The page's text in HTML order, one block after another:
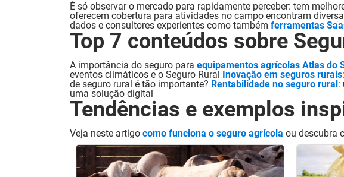
É só observar o mercado para rapidamente perceber: tem
oferecem cobertura para atividades no campo encontram
dados e consultores experientes como também ferramentas
Top 7 conteúdos sobre
A importância do seguro para equipamentos agrícolas Atlas do
eventos climáticos e o Seguro Rural Inovação em seguros rurais
de seguro rural é tão importante? Rentabilidade no seguro rural:
uma solução digital
Tendências e exemplos
Veja neste artigo como funciona o seguro agrícola ou descubra